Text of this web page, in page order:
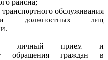
района;
обслуживания
должностных лиц
личный прием и
обращения граждан в